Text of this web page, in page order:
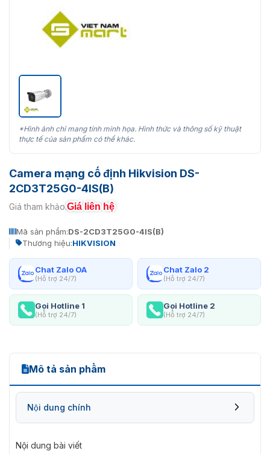
*Hình ảnh chỉ mang tính minh họa. Hình thức và thông số kỹ thuật
thực tế của sản phẩm có thể khác.
Camera mạng cố định Hikvision DS-
2CD3T25G0-4IS(B)
Giá tham khảo:Giá liên hệ
Mã sản phẩm:DS-2CD3T25G0-4IS(B)
Thương hiệu:HIKVISION
Chat Zalo OA
(Hỗ trợ 24/7)
Chat Zalo 2
(Hỗ trợ 24/7)
Gọi Hotline 1
(Hỗ trợ 24/7)
Gọi Hotline 2
(Hỗ trợ 24/7)
Mô tả sản phẩm
Nội dung chính
Nội dung bài viết